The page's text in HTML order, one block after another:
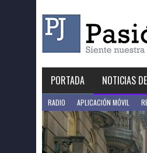
PORTADA NOTICIAS
RADIO APLICACIÓN MÓVIL